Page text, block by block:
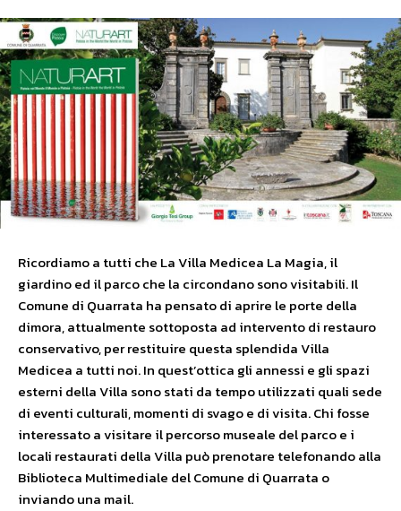
Ricordiamo a tutti che La Villa Medicea La Magia, il
giardino ed il parco che la circondano sono visitabili. Il
Comune di Quarrata ha pensato di aprire le porte della
dimora, attualmente sottoposta ad intervento di restauro
conservativo, per restituire questa splendida Villa
Medicea a tutti noi. In quest’ottica gli annessi e gli spazi
esterni della Villa sono stati da tempo utilizzati quali sede
di eventi culturali, momenti di svago e di visita. Chi fosse
interessato a visitare il percorso museale del parco e i
locali restaurati della Villa può prenotare telefonando alla
Biblioteca Multimediale del Comune di Quarrata o
inviando una mail.